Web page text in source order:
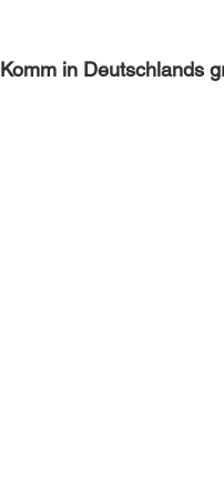
Komm in Deutschlands